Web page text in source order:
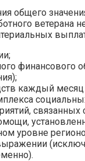
общего
ветерана
финансового
каждый
связанных
уровне